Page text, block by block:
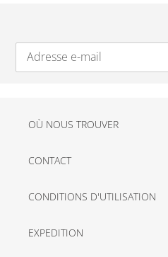
OÙ NOUS TROUVER
CONTACT
CONDITIONS D'UTILISATION
EXPEDITION